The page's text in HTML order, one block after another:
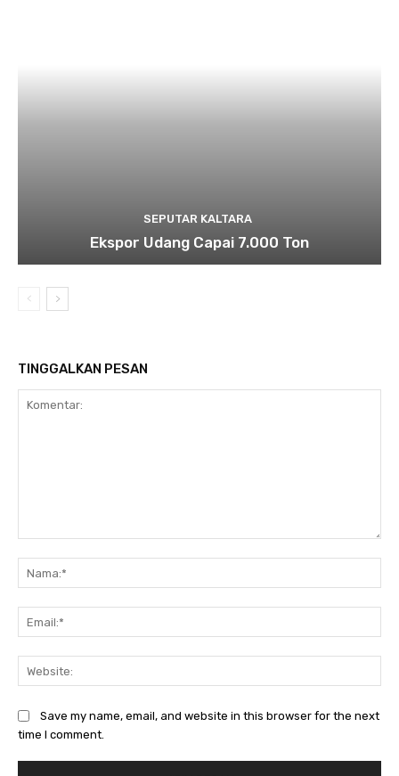
SEPUTAR KALTARA
Ekspor Udang Capai 7.000 Ton
TINGGALKAN PESAN
Save my name, email, and website in this browser for the next
time I comment.